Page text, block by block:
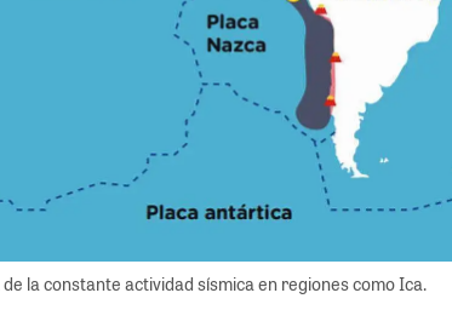
la constante actividad sísmica en regiones como Ica.